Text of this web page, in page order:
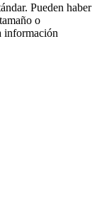
Pueden haber
o
información